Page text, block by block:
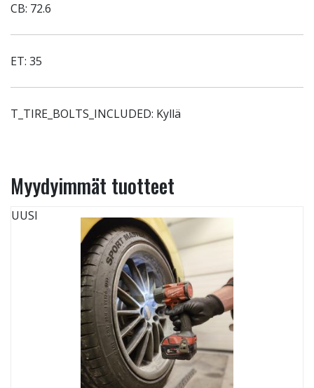
CB: 72.6
ET: 35
T_TIRE_BOLTS_INCLUDED: Kyllä
Myydyimmät tuotteet
UUSI